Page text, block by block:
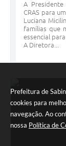
Prefeitura de
cookies para
navegação. Ao
nossa Política de
A
CRAS para
Luciana
famílias que
essencial
A Diretora...